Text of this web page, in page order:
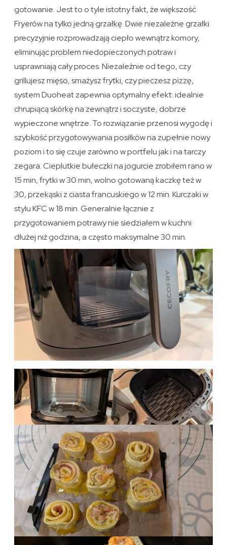
gotowanie. Jest to o tyle istotny fakt, że większość
Fryerów na tylko jedną grzałkę. Dwie niezależne grzałki
precyzyjnie rozprowadzają ciepło wewnątrz komory,
eliminując problem niedopieczonych potraw i
usprawniają cały proces. Niezależnie od tego, czy
grillujesz mięso, smażysz frytki, czy pieczesz pizzę,
system Duoheat zapewnia optymalny efekt: idealnie
chrupiącą skórkę na zewnątrz i soczyste, dobrze
wypieczone wnętrze. To rozwiązanie przenosi wygodę i
szybkość przygotowywania posiłków na zupełnie nowy
poziom i to się czuje zarówno w portfelu jak i na tarczy
zegara. Cieplutkie bułeczki na jogurcie zrobiłem rano w
15 min, frytki w 30 min, wolno gotowaną kaczkę też w
30, przekąski z ciasta francuskiego w 12 min. Kurczaki w
stylu KFC w 18 min. Generalnie łącznie z
przygotowaniem potrawy nie siedziałem w kuchni
dłużej niż godzina, a często maksymalne 30 min.